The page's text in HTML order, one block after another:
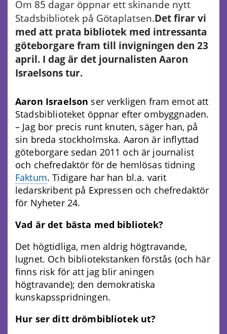
Om 85 dagar öppnar ett skinande nytt
Stadsbibliotek på Götaplatsen.Det firar vi
med att prata bibliotek med intressanta
göteborgare fram till invigningen den 23
april. I dag är det journalisten Aaron
Israelsons tur.
Aaron Israelson ser verkligen fram emot att
Stadsbiblioteket öppnar efter ombyggnaden.
– Jag bor precis runt knuten, säger han, på
sin breda stockholmska. Aaron är inflyttad
göteborgare sedan 2011 och är journalist
och chefredaktör för de hemlösas tidning
Faktum. Tidigare har han bl.a. varit
ledarskribent på Expressen och chefredaktör
för Nyheter 24.
Vad är det bästa med bibliotek?
Det högtidliga, men aldrig högtravande,
lugnet. Och bibliotekstanken förstås (och här
finns risk för att jag blir aningen
högtravande); den demokratiska
kunskapsspridningen.
Hur ser ditt drömbibliotek ut?